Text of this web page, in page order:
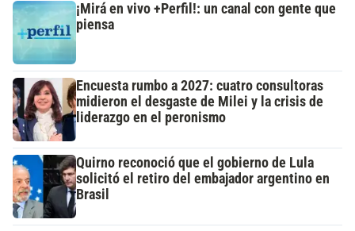
¡Mirá en vivo +Perfil!: un canal con gente que
piensa
Encuesta rumbo a 2027: cuatro consultoras
midieron el desgaste de Milei y la crisis de
liderazgo en el peronismo
Quirno reconoció que el gobierno de Lula
solicitó el retiro del embajador argentino en
Brasil